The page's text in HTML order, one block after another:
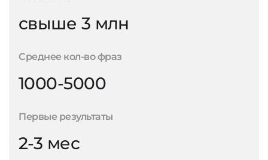
свыше 3 млн
Среднее кол-во фраз
1000-5000
Первые результаты
2-3 мес